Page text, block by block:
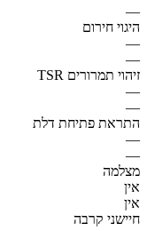
—
היגוי חירום
—
—
זיהוי תמרורים TSR
—
—
התראת פתיחת דלת
—
—
מצלמה
אין
אין
חיישני קרבה